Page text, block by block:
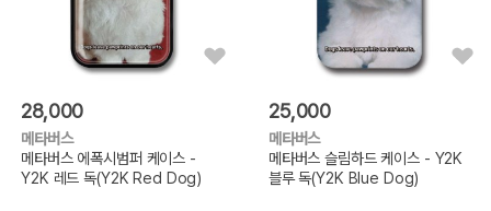
28,000
메타버스
메타버스 에폭시범퍼 케이스 -
Y2K 레드 독(Y2K Red Dog)
25,000
메타버스
메타버스 슬림하드 케이스 - Y2K
블루 독(Y2K Blue Dog)